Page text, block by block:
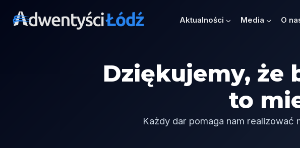
Aktualności Media O
Dziękujemy, że
to
Każdy dar pomaga nam realizować